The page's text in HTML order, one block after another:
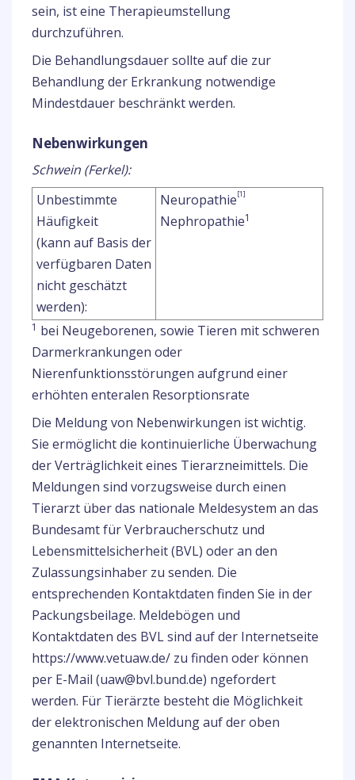
sein, ist eine Therapieumstellung
durchzuführen.
Die Behandlungsdauer sollte auf die zur
Behandlung der Erkrankung notwendige
Mindestdauer beschränkt werden.
Nebenwirkungen
Schwein (Ferkel):
Unbestimmte
Häufigkeit
(kann auf Basis der
verfügbaren Daten
nicht geschätzt
werden):
Neuropathie[1]
Nephropathie1
1 bei Neugeborenen, sowie Tieren mit schweren
Darmerkrankungen oder
Nierenfunktionsstörungen aufgrund einer
erhöhten enteralen Resorptionsrate
Die Meldung von Nebenwirkungen ist wichtig.
Sie ermöglicht die kontinuierliche Überwachung
der Verträglichkeit eines Tierarzneimittels. Die
Meldungen sind vorzugsweise durch einen
Tierarzt über das nationale Meldesystem an das
Bundesamt für Verbraucherschutz und
Lebensmittelsicherheit (BVL) oder an den
Zulassungsinhaber zu senden. Die
entsprechenden Kontaktdaten finden Sie in der
Packungsbeilage. Meldebögen und
Kontaktdaten des BVL sind auf der Internetseite
https://www.vetuaw.de/ zu finden oder können
per E-Mail (uaw@bvl.bund.de) ngefordert
werden. Für Tierärzte besteht die Möglichkeit
der elektronischen Meldung auf der oben
genannten Internetseite.